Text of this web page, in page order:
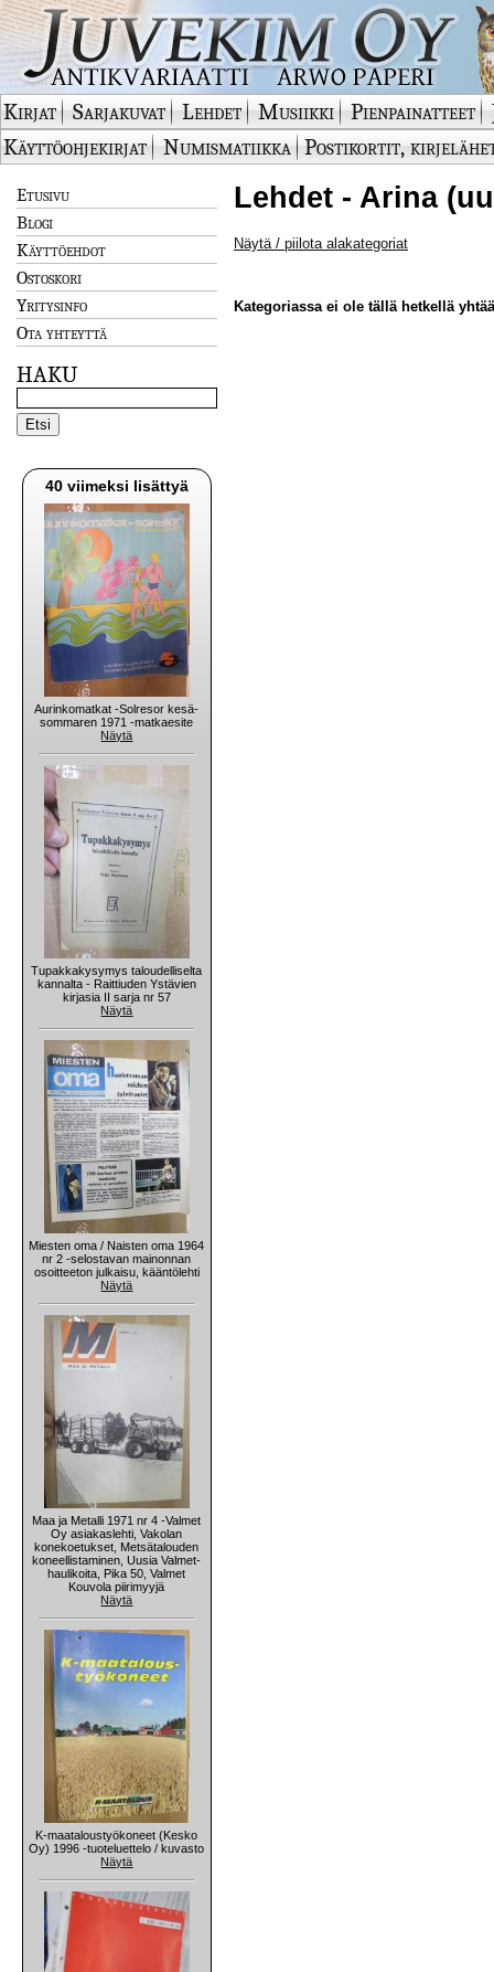
Kirjat Sarjakuvat Lehdet Musiikki Pienpainatteet
Käyttöohjekirjat
Numismatiikka Postikortit,
Etusivu
Blogi
Käyttöehdot
Ostoskori
Yritysinfo
Ota yhteyttä
HAKU
40 viimeksi lisättyä
Aurinkomatkat -Solresor kesä-
sommaren 1971 -matkaesite
Näytä
Tupakkakysymys taloudelliselta
kannalta - Raittiuden Ystävien
kirjasia II sarja nr 57
Näytä
Miesten oma / Naisten oma 1964
nr 2 -selostavan mainonnan
osoitteeton julkaisu, kääntölehti
Näytä
Maa ja Metalli 1971 nr 4 -Valmet
Oy asiakaslehti, Vakolan
konekoetukset, Metsätalouden
koneellistaminen, Uusia Valmet-
haulikoita, Pika 50, Valmet
Kouvola piirimyyjä
Näytä
K-maataloustyökoneet (Kesko
Oy) 1996 -tuoteluettelo / kuvasto
Näytä
Lehdet - Arina
Näytä / piilota alakategoriat
Kategoriassa ei ole tällä hetkellä